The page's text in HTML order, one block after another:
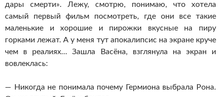
дары смерти». Лежу, смотрю, понимаю, что хотела
самый первый фильм посмотреть, где они все такие
маленькие и хорошие и пирожки вкусные на пиру
горками лежат. А у меня тут апокалипсис на экране круче
чем в реалиях… Зашла Васёна, взглянула на экран и
вовлеклась:
— Никогда не понимала почему Гермиона выбрала Рона.